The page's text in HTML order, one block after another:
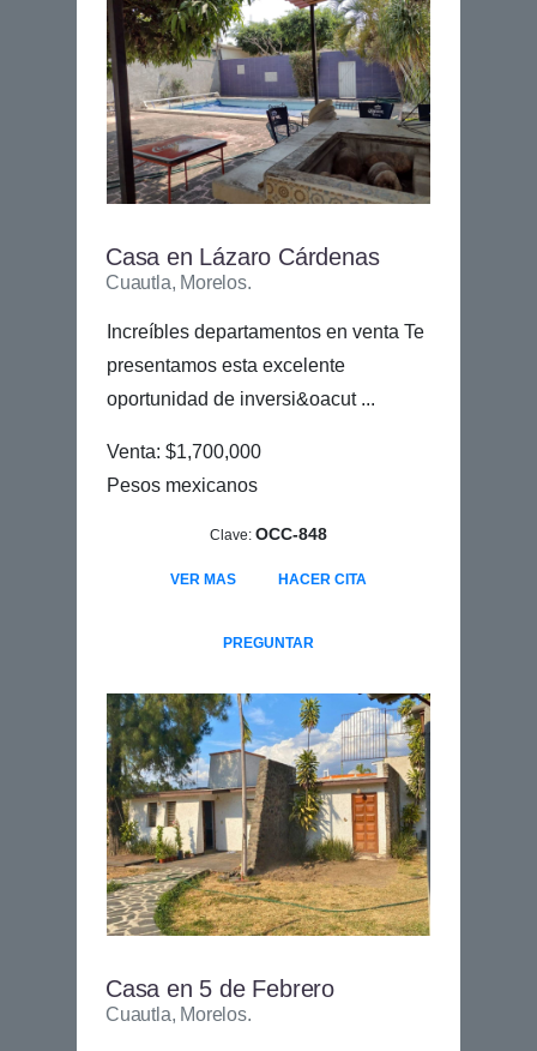
Casa en Lázaro Cárdenas
Cuautla, Morelos.
Increíbles departamentos en venta Te
presentamos esta excelente
oportunidad de inversi&oacut ...
Venta: $1,700,000
Pesos mexicanos
Clave: OCC-848
VER MAS HACER CITA
PREGUNTAR
Casa en 5 de Febrero
Cuautla, Morelos.